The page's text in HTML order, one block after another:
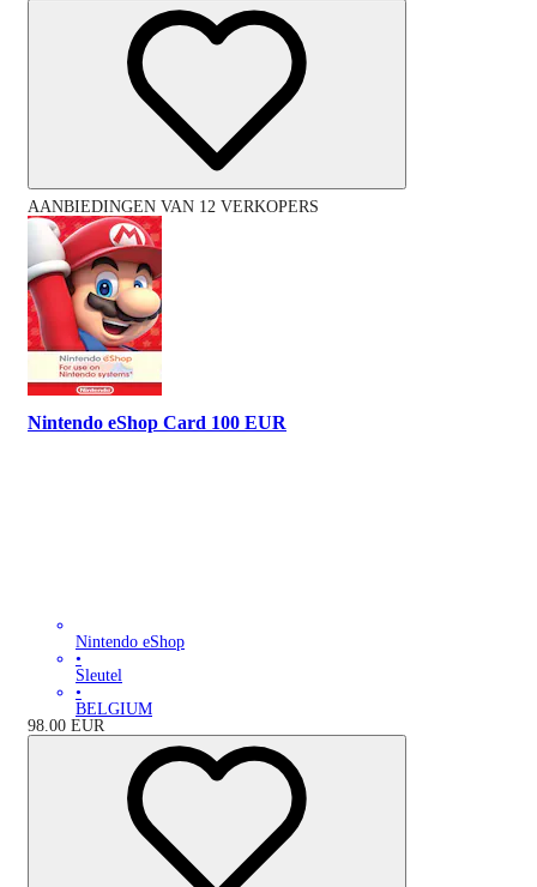
AANBIEDINGEN VAN 12 VERKOPERS
Nintendo eShop Card 100 EUR
Nintendo eShop
•
Sleutel
•
BELGIUM
98.00 EUR